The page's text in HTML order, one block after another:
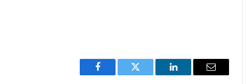
Facebook Twitter LinkedIn Email